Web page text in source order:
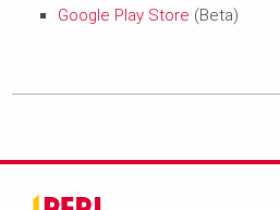
Google Play Store (Beta)